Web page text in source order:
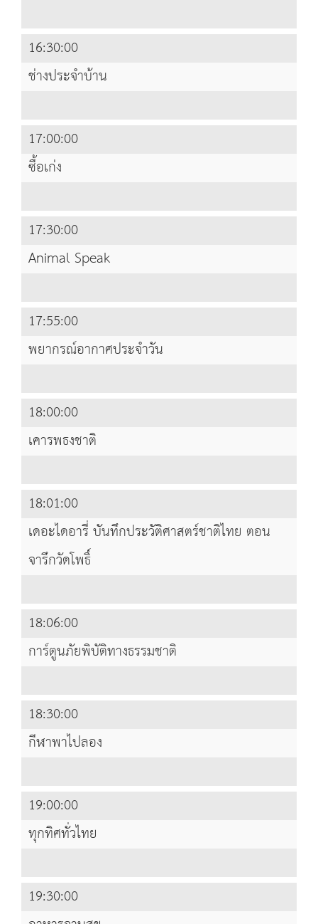
16:30:00
ช่างประจำบ้าน
17:00:00
ซื้อเก่ง
17:30:00
Animal Speak
17:55:00
พยากรณ์อากาศประจำวัน
18:00:00
เคารพธงชาติ
18:01:00
เดอะไดอารี่ บันทึกประวัติศาสตร์ชาติไทย ตอน
จารึกวัดโพธิ์
18:06:00
การ์ตูนภัยพิบัติทางธรรมชาติ
18:30:00
กีฬาพาไปลอง
19:00:00
ทุกทิศทั่วไทย
19:30:00